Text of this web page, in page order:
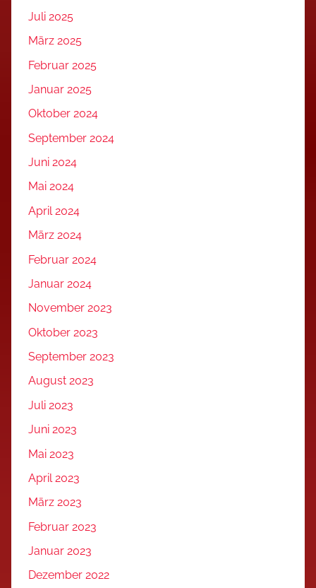
Juli 2025
März 2025
Februar 2025
Januar 2025
Oktober 2024
September 2024
Juni 2024
Mai 2024
April 2024
März 2024
Februar 2024
Januar 2024
November 2023
Oktober 2023
September 2023
August 2023
Juli 2023
Juni 2023
Mai 2023
April 2023
März 2023
Februar 2023
Januar 2023
Dezember 2022